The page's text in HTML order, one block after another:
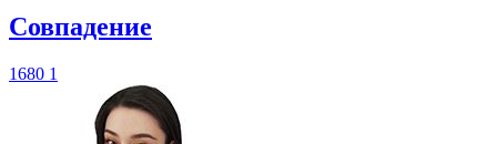
​Совпадение
1680 1